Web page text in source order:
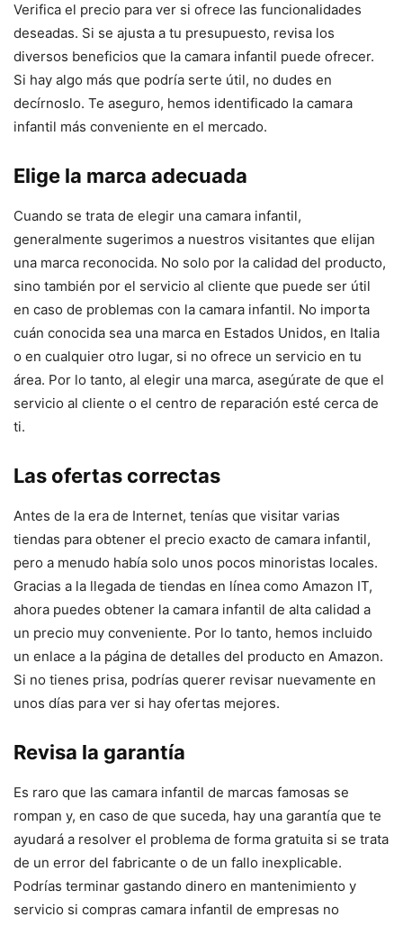
Verifica el precio para ver si ofrece las funcionalidades
deseadas. Si se ajusta a tu presupuesto, revisa los
diversos beneficios que la camara infantil puede ofrecer.
Si hay algo más que podría serte útil, no dudes en
decírnoslo. Te aseguro, hemos identificado la camara
infantil más conveniente en el mercado.
Elige la marca adecuada
Cuando se trata de elegir una camara infantil,
generalmente sugerimos a nuestros visitantes que elijan
una marca reconocida. No solo por la calidad del producto,
sino también por el servicio al cliente que puede ser útil
en caso de problemas con la camara infantil. No importa
cuán conocida sea una marca en Estados Unidos, en Italia
o en cualquier otro lugar, si no ofrece un servicio en tu
área. Por lo tanto, al elegir una marca, asegúrate de que el
servicio al cliente o el centro de reparación esté cerca de
ti.
Las ofertas correctas
Antes de la era de Internet, tenías que visitar varias
tiendas para obtener el precio exacto de camara infantil,
pero a menudo había solo unos pocos minoristas locales.
Gracias a la llegada de tiendas en línea como Amazon IT,
ahora puedes obtener la camara infantil de alta calidad a
un precio muy conveniente. Por lo tanto, hemos incluido
un enlace a la página de detalles del producto en Amazon.
Si no tienes prisa, podrías querer revisar nuevamente en
unos días para ver si hay ofertas mejores.
Revisa la garantía
Es raro que las camara infantil de marcas famosas se
rompan y, en caso de que suceda, hay una garantía que te
ayudará a resolver el problema de forma gratuita si se trata
de un error del fabricante o de un fallo inexplicable.
Podrías terminar gastando dinero en mantenimiento y
servicio si compras camara infantil de empresas no